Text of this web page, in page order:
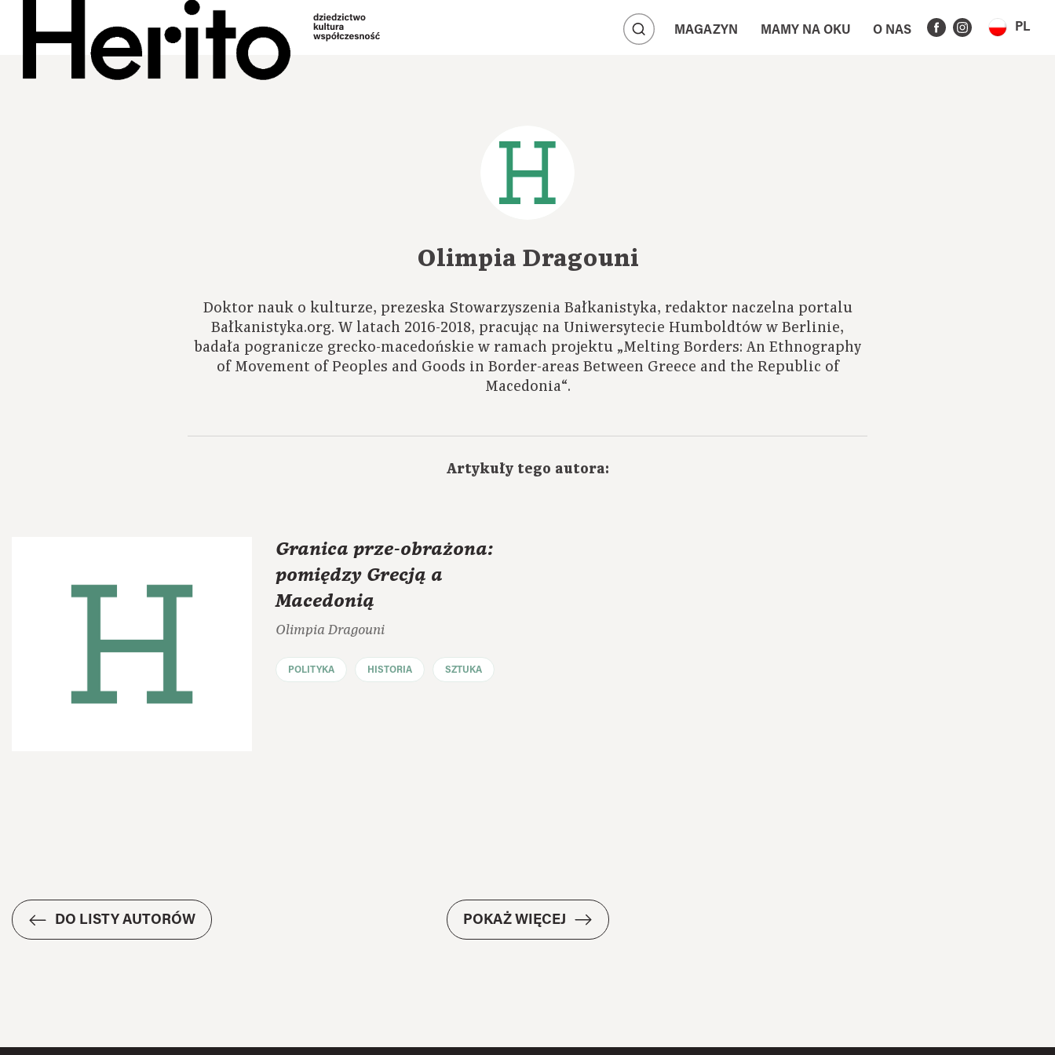
MAGAZYN MAMY NA OKU O NAS PL
Olimpia Dragouni
Doktor nauk o kulturze, prezeska Stowarzyszenia Bałkanistyka, redaktor naczelna portalu
Bałkanistyka.org. W latach 2016-2018, pracując na Uniwersytecie Humboldtów w Berlinie,
badała pogranicze grecko-macedońskie w ramach projektu „Melting Borders: An Ethnography
of Movement of Peoples and Goods in Border-areas Between Greece and the Republic of
Macedonia“.
Artykuły tego autora:
Granica prze-obrażona:
pomiędzy Grecją a
Macedonią
Olimpia Dragouni
POLITYKA HISTORIA SZTUKA
DO LISTY AUTORÓW POKAŻ WIĘCEJ